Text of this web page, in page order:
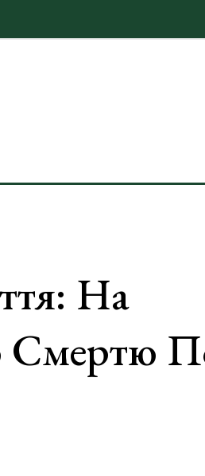
На
Смертю